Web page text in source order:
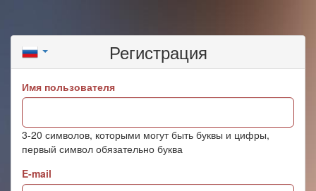
Регистрация
Имя пользователя
3-20 символов, которыми могут быть буквы и цифры,
первый символ обязательно буква
E-mail